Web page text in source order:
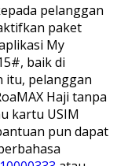
pelanggan
paket
My
baik di
itu, pelanggan
Haji tanpa
kartu USIM
pun dapat